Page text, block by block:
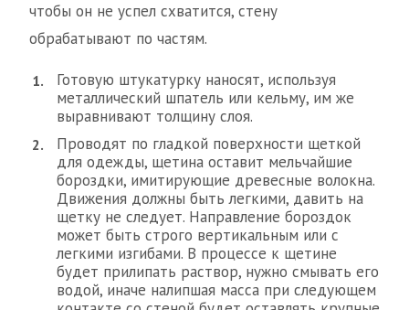
чтобы он не успел схватится, стену
обрабатывают по частям.
Готовую штукатурку наносят, используя
металлический шпатель или кельму, им же
выравнивают толщину слоя.
Проводят по гладкой поверхности щеткой
для одежды, щетина оставит мельчайшие
бороздки, имитирующие древесные волокна.
Движения должны быть легкими, давить на
щетку не следует. Направление бороздок
может быть строго вертикальным или с
легкими изгибами. В процессе к щетине
будет прилипать раствор, нужно смывать его
водой, иначе налипшая масса при следующем